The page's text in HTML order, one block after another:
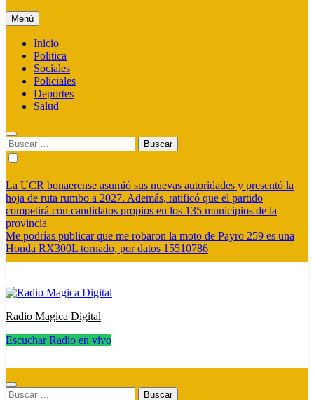
Menú
Inicio
Politica
Sociales
Policiales
Deportes
Salud
Buscar:
La UCR bonaerense asumió sus nuevas autoridades y presentó la
hoja de ruta rumbo a 2027. Además, ratificó que el partido
competirá con candidatos propios en los 135 municipios de la
provincia
Me podrías publicar que me robaron la moto de Payro 259 es una
Honda RX300L tornado, por datos 15510786
Radio Magica Digital
Escuchar Radio en vivo
Buscar: